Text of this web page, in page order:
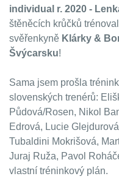
individual r. 2020 -
štěněcích krůčků
svěřenkyně Klárky &
Švýcarsku!
Sama jsem prošla
slovenských trenérů:
Půdová/Rosen, Nikol
Edrová, Lucie
Tubaldini Mokrišová,
Juraj Ruža, Pavol
vlastní tréninkový plán.